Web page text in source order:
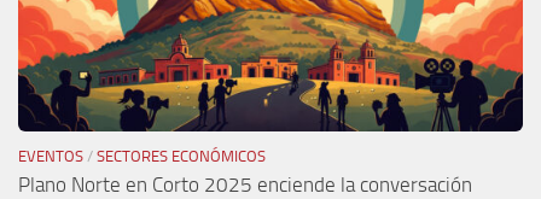
EVENTOS / SECTORES ECONÓMICOS
Plano Norte en Corto 2025 enciende la conversación